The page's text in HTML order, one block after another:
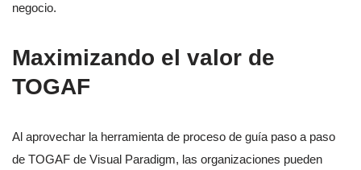
negocio.
Maximizando el valor de
TOGAF
Al aprovechar la herramienta de proceso de guía paso a paso
de TOGAF de Visual Paradigm, las organizaciones pueden